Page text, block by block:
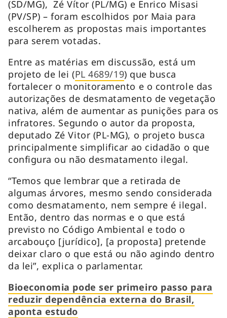
(SD/MG), Zé Vítor (PL/MG) e Enrico Misasi
(PV/SP) – foram escolhidos por Maia para
escolherem as propostas mais importantes
para serem votadas.
Entre as matérias em discussão, está um
projeto de lei (PL 4689/19) que busca
fortalecer o monitoramento e o controle das
autorizações de desmatamento de vegetação
nativa, além de aumentar as punições para os
infratores. Segundo o autor da proposta,
deputado Zé Vitor (PL-MG), o projeto busca
principalmente simplificar ao cidadão o que
configura ou não desmatamento ilegal.
“Temos que lembrar que a retirada de
algumas árvores, mesmo sendo considerada
como desmatamento, nem sempre é ilegal.
Então, dentro das normas e o que está
previsto no Código Ambiental e todo o
arcabouço [jurídico], [a proposta] pretende
deixar claro o que está ou não agindo dentro
da lei”, explica o parlamentar.
Bioeconomia pode ser primeiro passo para
reduzir dependência externa do Brasil,
aponta estudo